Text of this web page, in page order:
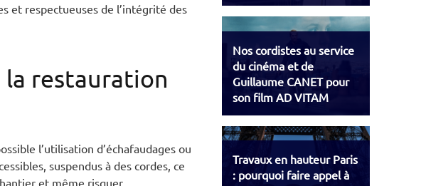
et respectueuses de l’intégrité des
la restauration
l’utilisation d’échafaudages ou
suspendus à des cordes, ce
et même risquer
Nos cordistes au service
du cinéma et de
Guillaume CANET pour
son film AD VITAM
Travaux en hauteur Paris
: pourquoi faire appel à